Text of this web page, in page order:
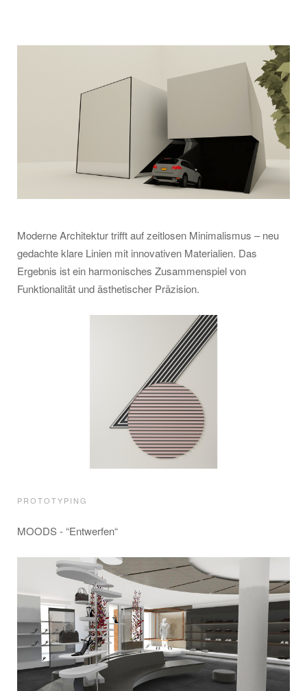
Moderne Architektur trifft auf zeitlosen Minimalismus – neu
gedachte klare Linien mit innovativen Materialien. Das
Ergebnis ist ein harmonisches Zusammenspiel von
Funktionalität und ästhetischer Präzision.
PROTOTYPING
MOODS - “Entwerfen“